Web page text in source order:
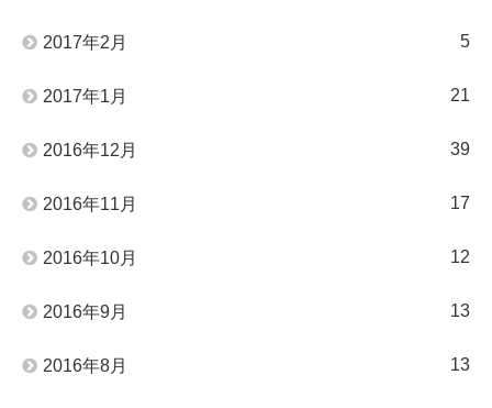
2017年2月 5
2017年1月 21
2016年12月 39
2016年11月 17
2016年10月 12
2016年9月 13
2016年8月 13